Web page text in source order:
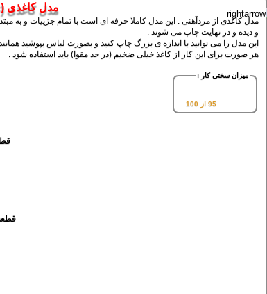
مدل کاغذی
و دیده و در نهایت چاپ می شوند .
این مدل را می توانید با اندازه ی بزرگ چاپ کنید و بصورت لباس بپوشید
هر صورت برای این کار از کاغذ خیلی ضخیم (در حد مقوا) باید استفاده شود .
میزان سختی کار :
95 از 100